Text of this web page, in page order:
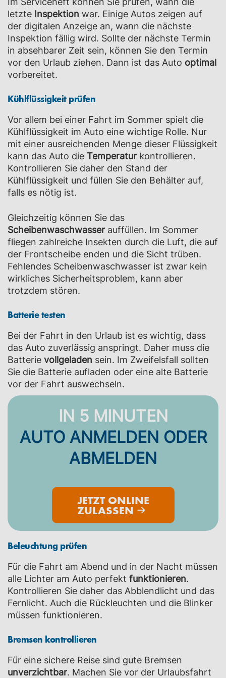
letzte Inspektion war. Einige Autos zeigen auf
der digitalen Anzeige an, wann die nächste
Inspektion fällig wird. Sollte der nächste Termin
in absehbarer Zeit sein, können Sie den Termin
vor den Urlaub ziehen. Dann ist das Auto optimal
vorbereitet.
Kühlflüssigkeit prüfen
Vor allem bei einer Fahrt im Sommer spielt die
Kühlflüssigkeit im Auto eine wichtige Rolle. Nur
mit einer ausreichenden Menge dieser Flüssigkeit
kann das Auto die Temperatur kontrollieren.
Kontrollieren Sie daher den Stand der
Kühlflüssigkeit und füllen Sie den Behälter auf,
falls es nötig ist.
Gleichzeitig können Sie das
Scheibenwaschwasser auffüllen. Im Sommer
fliegen zahlreiche Insekten durch die Luft, die auf
der Frontscheibe enden und die Sicht trüben.
Fehlendes Scheibenwaschwasser ist zwar kein
wirkliches Sicherheitsproblem, kann aber
trotzdem stören.
Batterie testen
Bei der Fahrt in den Urlaub ist es wichtig, dass
das Auto zuverlässig anspringt. Daher muss die
Batterie vollgeladen sein. Im Zweifelsfall sollten
Sie die Batterie aufladen oder eine alte Batterie
vor der Fahrt auswechseln.
IN 5 MINUTEN
AUTO ANMELDEN ODER
ABMELDEN
JETZT ONLINE
ZULASSEN
Beleuchtung prüfen
Für die Fahrt am Abend und in der Nacht müssen
alle Lichter am Auto perfekt funktionieren.
Kontrollieren Sie daher das Abblendlicht und das
Fernlicht. Auch die Rückleuchten und die Blinker
müssen funktionieren.
Bremsen kontrollieren
Für eine sichere Reise sind gute Bremsen
unverzichtbar. Machen Sie vor der Urlaubsfahrt